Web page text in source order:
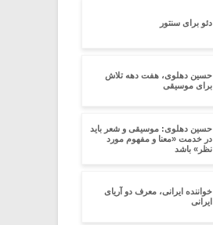
دئو برای سنتور
حسین دهلوی، هفت دهه تلاش
برای موسیقی
حسین دهلوی: موسیقی و شعر باید
در خدمت «معنا و مفهوم مورد
نظر» باشد
خواننده ایرانی، معرف دو آریای
ایرانی